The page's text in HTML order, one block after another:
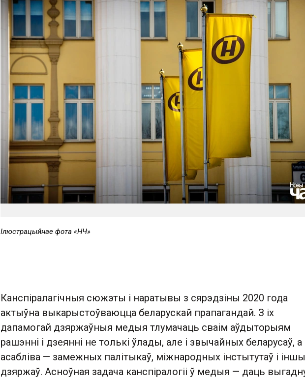
Ілюстрацыйнае фота «НЧ»
Канспіралагічныя сюжэты і наратывы з сярэдзіны 2020 года
актыўна выкарыстоўваюцца беларускай прапагандай. З іх
дапамогай дзяржаўныя медыя тлумачаць сваім аўдыторыям
рашэнні і дзеянні не толькі ўлады, але і звычайных беларусаў, а
асабліва — замежных палітыкаў, міжнародных інстытутаў і
дзяржаў. Асноўная задача канспіралогіі ў медыя — даць